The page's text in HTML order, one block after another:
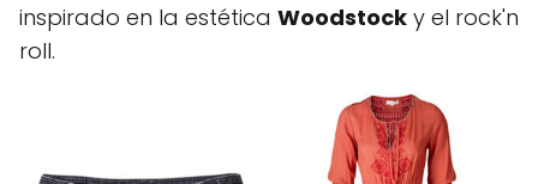
inspirado en la estética Woodstock y el rock'n
roll.